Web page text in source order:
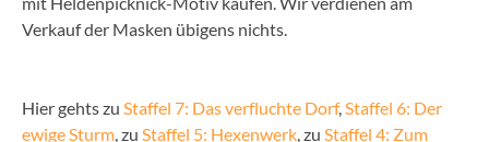
Verkauf der Masken übigens nichts.
Hier gehts zu Staffel 7: Das verfluchte Dorf,Staffel 6: Der
ewige Sturm, zu Staffel 5: Hexenwerk, zu Staffel 4: Zum